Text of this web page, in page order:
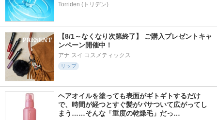
Torriden (トリデン)
【8/1～なくなり次第終了】 ご購入プレゼントキャ
ンペーン開催中！
アナ スイ コスメティックス
リップ
ヘアオイルを塗っても表面がギトギトするだけ
で、時間が経つとすぐ髪がパサついて広がってし
まう……そんな「重度の乾燥毛」だっ…